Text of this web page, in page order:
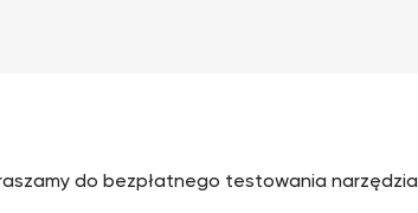
do bezpłatnego testowania narzędzia